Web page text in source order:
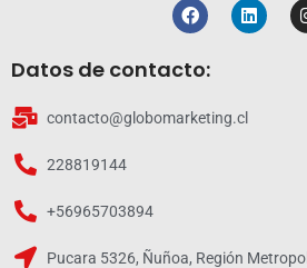
Datos de contacto:
contacto@globomarketing.cl
228819144
+56965703894
Pucara 5326, Ñuñoa, Región